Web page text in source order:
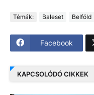
Témák: Baleset Belföld
Facebook
KAPCSOLÓDÓ CIKKEK